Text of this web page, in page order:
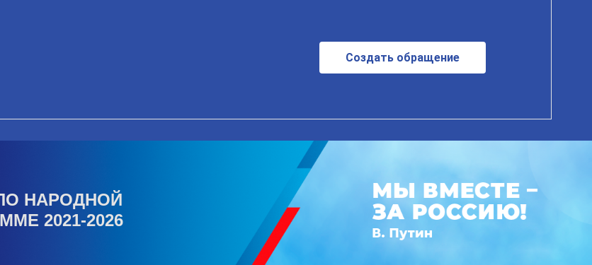
Создать обращение
НАРОДНОЙ
2021-2026